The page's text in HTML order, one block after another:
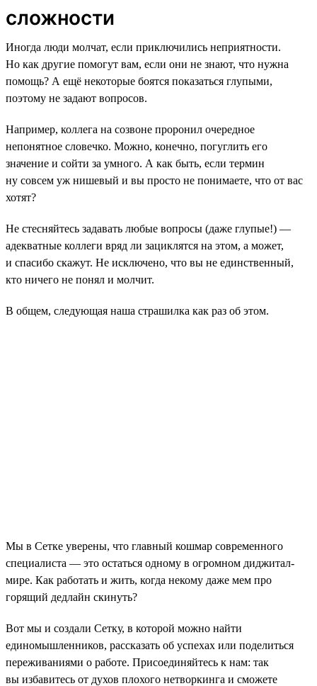
сложности
Иногда люди молчат, если приключились неприятности.
Но как другие помогут вам, если они не знают, что нужна
помощь? А ещё некоторые боятся показаться глупыми,
поэтому не задают вопросов.
Например, коллега на созвоне проронил очередное
непонятное словечко. Можно, конечно, погуглить его
значение и сойти за умного. А как быть, если термин
ну совсем уж нишевый и вы просто не понимаете, что от вас
хотят?
Не стесняйтесь задавать любые вопросы (даже глупые!) —
адекватные коллеги вряд ли зациклятся на этом, а может,
и спасибо скажут. Не исключено, что вы не единственный,
кто ничего не понял и молчит.
В общем, следующая наша страшилка как раз об этом.
Мы в Сетке уверены, что главный кошмар современного
специалиста — это остаться одному в огромном диджитал-
мире. Как работать и жить, когда некому даже мем про
горящий дедлайн скинуть?
Вот мы и создали Сетку, в которой можно найти
единомышленников, рассказать об успехах или поделиться
переживаниями о работе. Присоединяйтесь к нам: так
вы избавитесь от духов плохого нетворкинга и сможете